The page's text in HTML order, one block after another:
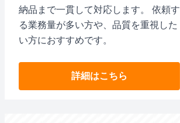
納品まで一貫して対応します。 依頼す
る業務量が多い方や、品質を重視した
い方におすすめです。
詳細はこちら